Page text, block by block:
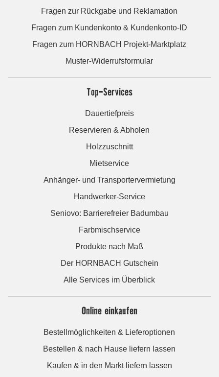
Fragen zur Rückgabe und Reklamation
Fragen zum Kundenkonto & Kundenkonto-ID
Fragen zum HORNBACH Projekt-Marktplatz
Muster-Widerrufsformular
Top-Services
Dauertiefpreis
Reservieren & Abholen
Holzzuschnitt
Mietservice
Anhänger- und Transportervermietung
Handwerker-Service
Seniovo: Barrierefreier Badumbau
Farbmischservice
Produkte nach Maß
Der HORNBACH Gutschein
Alle Services im Überblick
Online einkaufen
Bestellmöglichkeiten & Lieferoptionen
Bestellen & nach Hause liefern lassen
Kaufen & in den Markt liefern lassen